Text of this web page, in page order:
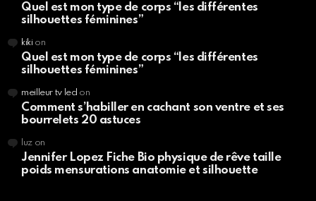
Quel est mon type de corps “les différentes
silhouettes féminines”
kikion
Quel est mon type de corps “les différentes
silhouettes féminines”
meilleur tv led on
Comment s’habiller en cachant son ventre et ses
bourrelets 20 astuces
luzon
Jennifer Lopez Fiche Bio physique de rêve taille
poids mensurations anatomie et silhouette